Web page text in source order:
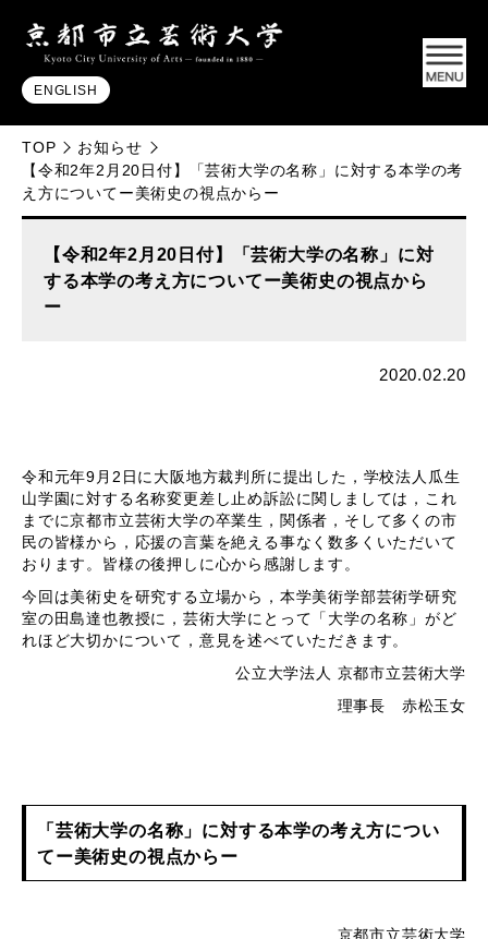
ENGLISH
TOP
お知らせ
【令和2年2月20日付】「芸術大学の名称」に対する本学の考
え方についてー美術史の視点からー
【令和2年2月20日付】「芸術大学の名称」に対
する本学の考え方についてー美術史の視点から
ー
2020.02.20
令和元年9 月 2 日に大阪地方裁判所に提出した，学校法人瓜生
山学園に対する名称変更差し止め訴訟に関しましては，これ
までに京都市立芸術大学の卒業生，関係者，そして多くの市
民の皆様から，応援の言葉を絶える事なく数多くいただいて
おります。皆様の後押しに心から感謝します。
今回は美術史を研究する立場から，本学美術学部芸術学研究
室の田島達也教授に，芸術大学にとって「大学の名称」がど
れほど大切かについて，意見を述べていただきます。
公立大学法人 京都市立芸術大学
理事長 赤松玉女
「芸術大学の名称」に対する本学の考え方につい
てー美術史の視点からー
京都市立芸術大学